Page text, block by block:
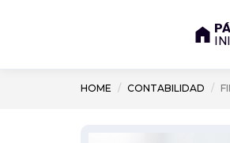
HOME CONTABILIDAD